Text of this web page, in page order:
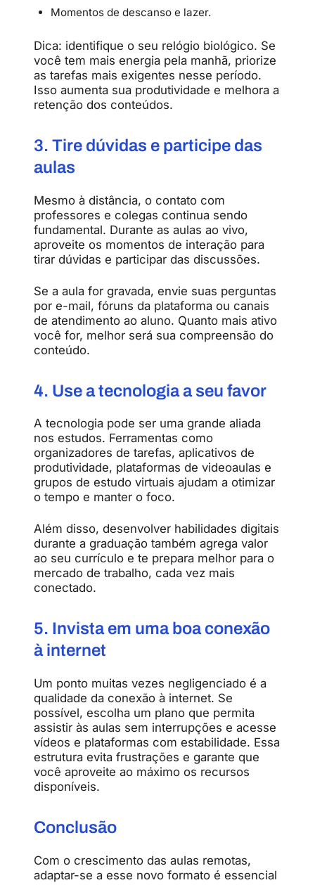
Momentos de descanso e lazer.
Dica: identifique o seu relógio biológico. Se
você tem mais energia pela manhã, priorize
as tarefas mais exigentes nesse período.
Isso aumenta sua produtividade e melhora a
retenção dos conteúdos.
3. Tire dúvidas e participe das
aulas
Mesmo à distância, o contato com
professores e colegas continua sendo
fundamental. Durante as aulas ao vivo,
aproveite os momentos de interação para
tirar dúvidas e participar das discussões.
Se a aula for gravada, envie suas perguntas
por e-mail, fóruns da plataforma ou canais
de atendimento ao aluno. Quanto mais ativo
você for, melhor será sua compreensão do
conteúdo.
4. Use a tecnologia a seu favor
A tecnologia pode ser uma grande aliada
nos estudos. Ferramentas como
organizadores de tarefas, aplicativos de
produtividade, plataformas de videoaulas e
grupos de estudo virtuais ajudam a otimizar
o tempo e manter o foco.
Além disso, desenvolver habilidades digitais
durante a graduação também agrega valor
ao seu currículo e te prepara melhor para o
mercado de trabalho, cada vez mais
conectado.
5. Invista em uma boa conexão
à internet
Um ponto muitas vezes negligenciado é a
qualidade da conexão à internet. Se
possível, escolha um plano que permita
assistir às aulas sem interrupções e acesse
vídeos e plataformas com estabilidade. Essa
estrutura evita frustrações e garante que
você aproveite ao máximo os recursos
disponíveis.
Conclusão
Com o crescimento das aulas remotas,
adaptar-se a esse novo formato é essencial